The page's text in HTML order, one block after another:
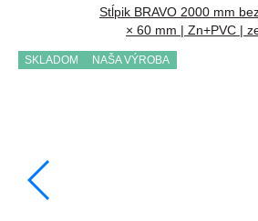
Stĺpik BRAVO 2000 mm
× 60 mm | Zn+PVC |
SKLADOM NAŠA VÝROBA